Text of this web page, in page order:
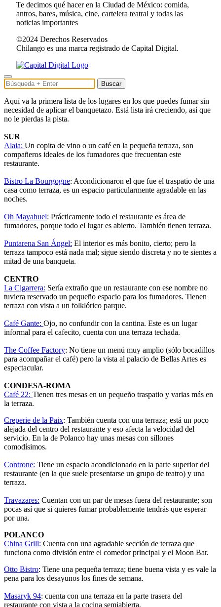
Te decimos qué hacer en la Ciudad de México: comida,
antros, bares, música, cine, cartelera teatral y todas las
noticias importantes
©2024 Derechos Reservados
Chilango es una marca registrado de Capital Digital.
Buscar
Aquí va la primera lista de los lugares en los que puedes fumar sin
necesidad de aplicar el banquetazo. Está lista irá creciendo, así que
no le pierdas la pista.
SUR
Alaia: Un copita de vino o un café en la pequeña terraza, son
compañeros ideales de los fumadores que frecuentan este
restaurante.
Bistro La Bourgogne: Acondicionaron el que fue el traspatio de una
casa como terraza, es un espacio particularmente agradable en las
noches.
Oh Mayahuel: Prácticamente todo el restaurante es área de
fumadores, porque todo el lugar es abierto. También tienen terraza.
Puntarena San Ángel: El interior es más bonito, cierto; pero la
terraza tampoco está nada mal; sigue siendo discreta y no te sientes a
mitad de una banqueta.
CENTRO
La Cigarrera: Sería extraño que un restaurante con ese nombre no
tuviera reservado un pequeño espacio para los fumadores. Tienen
terraza con vista a un folklórico parque.
Café Gante: Ojo, no confundir con la cantina. Este es un lugar
informal para el cafecito, cuenta con una terraza techada.
The Coffee Factory: No tiene un menú muy amplio (sólo bocadillos
para acompañar el café) pero la vista al palacio de Bellas Artes es
espectacular.
CONDESA-ROMA
Café 22: Tienen tres mesas en un pequeño traspatio y varias más en
la terraza.
Creperie de la Paix: También cuenta con una terraza; está un poco
alejada del centro del restaurante y eso afecta la velocidad del
servicio. En la de Polanco hay unas mesas con sillones
comodísimos.
Controne: Tiene un espacio acondicionado en la parte superior del
restaurante (en la que suele presentarse un grupo de teatro) y una
terraza.
Travazares: Cuentan con un par de mesas fuera del restaurante; son
pocas así que si quieres fumar probablemente tendrás que esperar
por una.
POLANCO
China Grill: Cuenta con una agradable sección de terraza que
funciona como división entre el comedor principal y el Moon Bar.
Otto Bistro: Tiene una pequeña terraza; tiene buena vista y es vale la
pena para los desayunos los fines de semana.
Masaryk 94: cuenta con una terraza en la parte trasera del
restaurante con vista a la cocina semiabierta.